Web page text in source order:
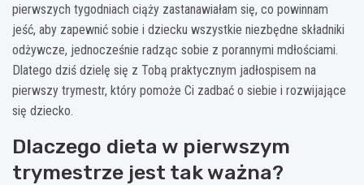
pierwszych tygodniach ciąży zastanawiałam się, co powinnam
jeść, aby zapewnić sobie i dziecku wszystkie niezbędne składniki
odżywcze, jednocześnie radząc sobie z porannymi mdłościami.
Dlatego dziś dzielę się z Tobą praktycznym jadłospisem na
pierwszy trymestr, który pomoże Ci zadbać o siebie i rozwijające
się dziecko.
Dlaczego dieta w pierwszym
trymestrze jest tak ważna?